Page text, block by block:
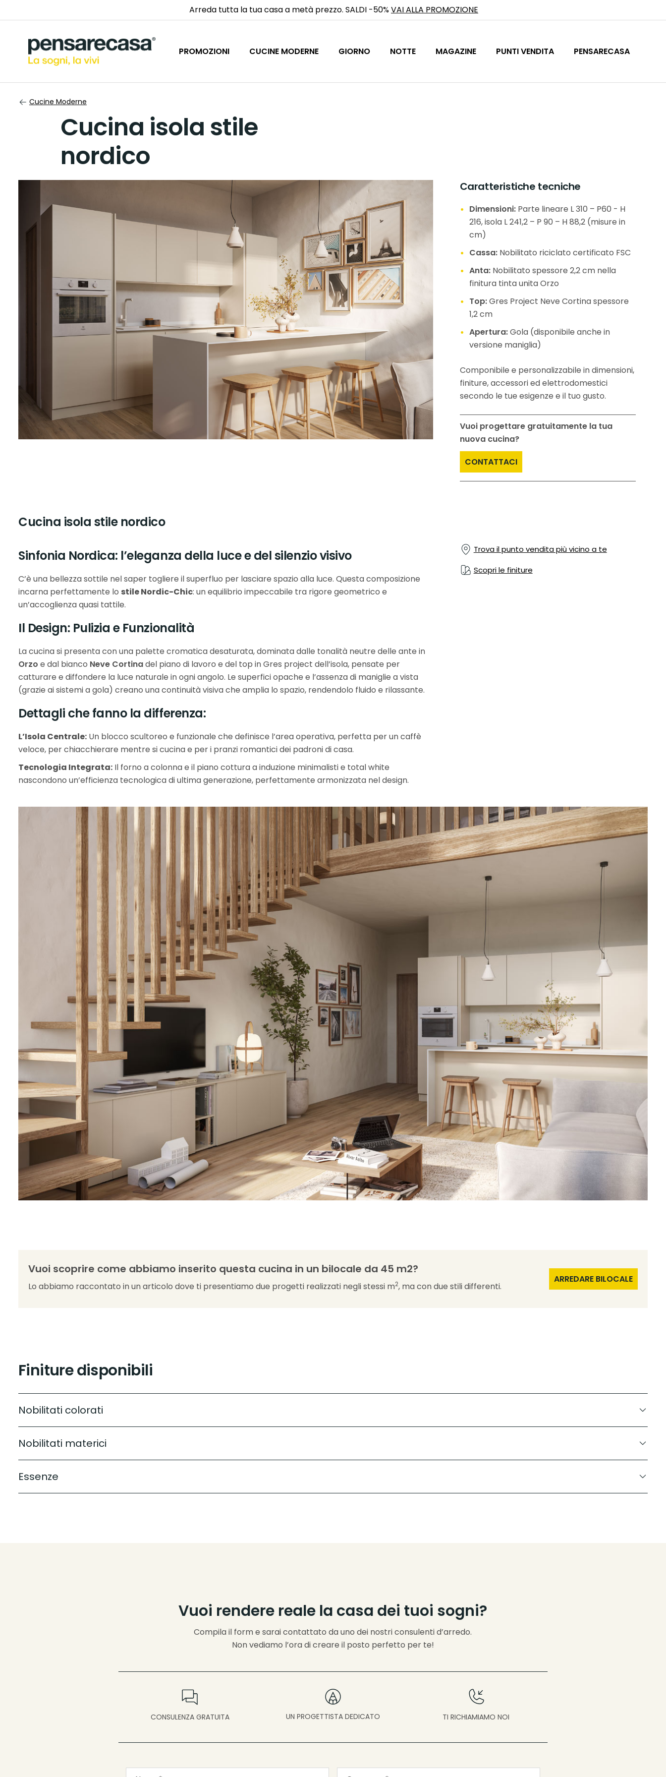
Arreda tutta la tua casa a metà prezzo. SALDI -50%VAI ALLA PROMOZIONE
PROMOZIONI CUCINE MODERNE GIORNO NOTTE MAGAZINE PUNTI VENDITA PENSARECASA
Cucine Moderne
Cucina isola stile
nordico
Caratteristiche tecniche
Dimensioni: Parte lineare L 310 – P60 - H
216, isola L 241,2 – P 90 – H 88,2 (misure in
cm)
Cassa: Nobilitato riciclato certificato FSC
Anta: Nobilitato spessore 2,2 cm nella
finitura tinta unita Orzo
Top:Gres Project Neve Cortina spessore
1,2 cm
Apertura:Gola (disponibile anche in
versione maniglia)
Componibile e personalizzabile in dimensioni,
finiture, accessori ed elettrodomestici
secondo le tue esigenze e il tuo gusto.
Vuoi progettare gratuitamente la tua
nuova cucina?
CONTATTACI
Cucina isola stile nordico
Sinfonia Nordica: l’eleganza della luce e del silenzio visivo
C’è una bellezza sottile nel saper togliere il superfluo per lasciare spazio alla luce. Questa composizione
incarna perfettamente lo stile Nordic-Chic: un equilibrio impeccabile tra rigore geometrico e
un’accoglienza quasi tattile.
Il Design: Pulizia e Funzionalità
La cucina si presenta con una palette cromatica desaturata, dominata dalle tonalità neutre delle ante in
Orzo e dal bianco Neve Cortinadel piano di lavoro e del top in Gres project dell’isola, pensate per
catturare e diffondere la luce naturale in ogni angolo. Le superfici opache e l’assenza di maniglie a vista
(grazie ai sistemi a gola) creano una continuità visiva che amplia lo spazio, rendendolo fluido e rilassante.
Dettagli che fanno la differenza:
L’Isola Centrale: Un blocco scultoreo e funzionale che definisce l’area operativa, perfetta per un caffè
veloce, per chiacchierare mentre si cucina e per i pranzi romantici dei padroni di casa.
Tecnologia Integrata: Il forno a colonna e il piano cottura a induzione minimalisti e total white
nascondono un’efficienza tecnologica di ultima generazione, perfettamente armonizzata nel design.
Trova il punto vendita più vicino a te
Scopri le finiture
Vuoi scoprire come abbiamo inserito questa cucina in un bilocale da 45 m2?
Lo abbiamo raccontato in un articolo dove ti presentiamo due progetti realizzati negli stessi m2, ma con due stili differenti.
ARREDARE BILOCALE
Finiture disponibili
Nobilitati colorati
Nobilitati materici
Essenze
Vuoi rendere reale la casa dei tuoi sogni?
Compila il form e sarai contattato da uno dei nostri consulenti d’arredo.
Non vediamo l’ora di creare il posto perfetto per te!
CONSULENZA GRATUITA UN PROGETTISTA DEDICATO TI RICHIAMIAMO NOI